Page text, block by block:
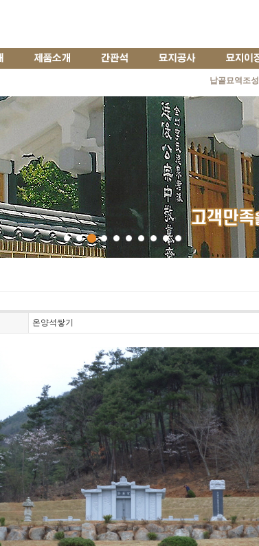
납골묘역조성
온양석쌓기